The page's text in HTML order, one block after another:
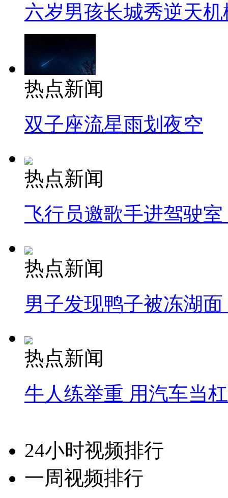
六岁男孩长城秀逆天机
热点新闻
双子座流星雨划夜空
热点新闻
飞行员邀歌手进驾驶
热点新闻
男子发现鸭子被冻湖
热点新闻
牛人练举重 用汽车当
24小时视频排行
一周视频排行